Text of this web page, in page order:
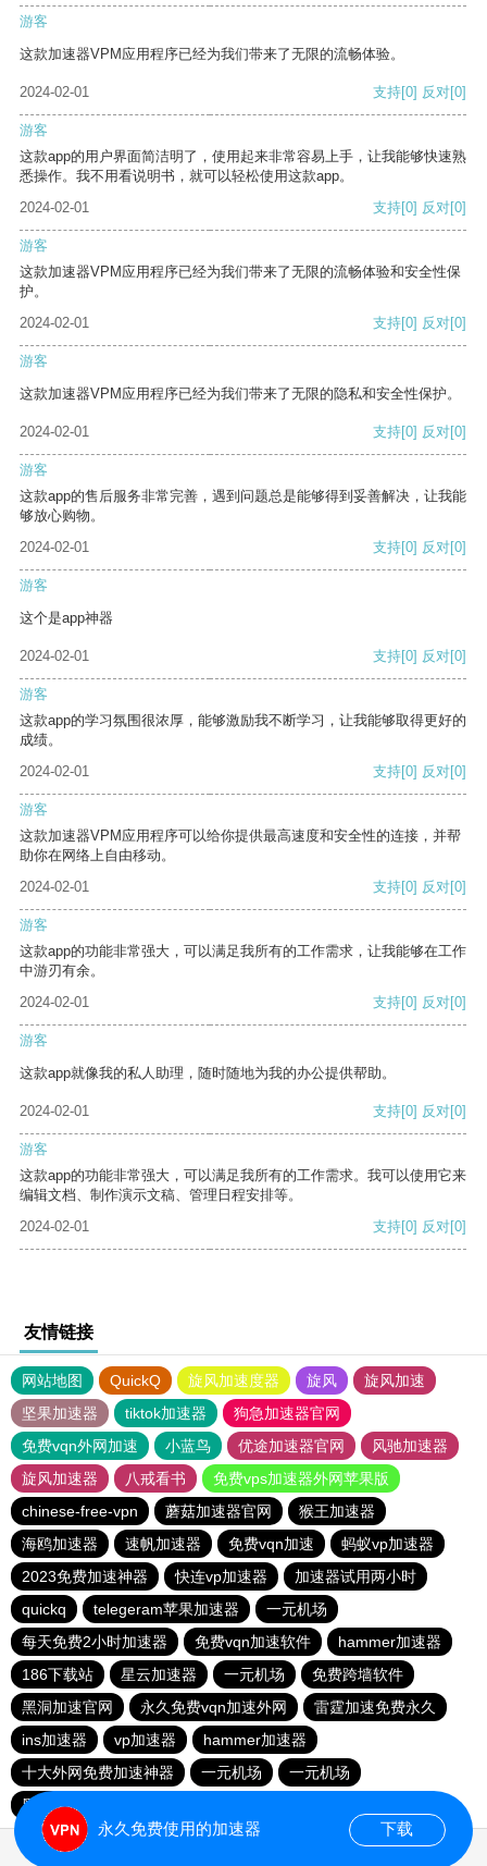
游客
这款加速器VPM应用程序已经为我们带来了无限的流畅体验。
2024-02-01 支持[0] 反对[0]
游客
这款app的用户界面简洁明了，使用起来非常容易上手，让我能够快速熟
悉操作。我不用看说明书，就可以轻松使用这款app。
2024-02-01
支持[0] 反对[0]
游客
这款加速器VPM应用程序已经为我们带来了无限的流畅体验和安全性保
护。
2024-02-01
支持[0] 反对[0]
游客
这款加速器VPM应用程序已经为我们带来了无限的隐私和安全性保护。
2024-02-01 支持[0] 反对[0]
游客
这款app的售后服务非常完善，遇到问题总是能够得到妥善解决，让我能
够放心购物。
2024-02-01
支持[0] 反对[0]
游客
这个是app神器
2024-02-01 支持[0] 反对[0]
游客
这款app的学习氛围很浓厚，能够激励我不断学习，让我能够取得更好的
成绩。
2024-02-01
支持[0] 反对[0]
游客
这款加速器VPM应用程序可以给你提供最高速度和安全性的连接，并帮
助你在网络上自由移动。
2024-02-01
支持[0] 反对[0]
游客
这款app的功能非常强大，可以满足我所有的工作需求，让我能够在工作
中游刃有余。
2024-02-01
支持[0] 反对[0]
游客
这款app就像我的私人助理，随时随地为我的办公提供帮助。
2024-02-01 支持[0] 反对[0]
游客
这款app的功能非常强大，可以满足我所有的工作需求。我可以使用它来
编辑文档、制作演示文稿、管理日程安排等。
2024-02-01
支持[0] 反对[0]
友情链接
网站地图 QuickQ 旋风加速度器 旋风
旋风加速
坚果加速器
tiktok加速器
狗急加速器官网
免费vqn外网加速
小蓝鸟 优途加速器官网
风驰加速器
旋风加速器
八戒看书
免费vps加速器外网苹果版
chinese-free-vpn
蘑菇加速器官网
猴王加速器
海鸥加速器
速帆加速器 免费vqn加速
蚂蚁vp加速器
2023免费加速神器
快连vp加速器
加速器试用两小时
quickq
telegeram苹果加速器
一元机场
每天免费2小时加速器
免费vqn加速软件
hammer加速器
186下载站
星云加速器 一元机场
免费跨墙软件
黑洞加速官网
永久免费vqn加速外网
雷霆加速免费永久
ins加速器
vp加速器
hammer加速器
十大外网免费加速神器
一元机场
一元机场
黑洞加速官网
永久免费使用的加速器 下载